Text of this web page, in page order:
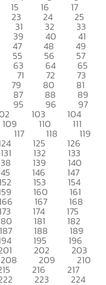
15 16 17
23 24 25
31 32 33
39 40 41
47 48 49
55 56 57
63 64 65
71 72 73
79 80 81
87 88 89
95 96 97
103 104
109 110 111
117 118 119
125 126
131 132 133
139 140
146 147
153 154
160 161
167 168
174 175
181 182
187 188 189
195 196
202 203
208 209 210
216 217
223 224